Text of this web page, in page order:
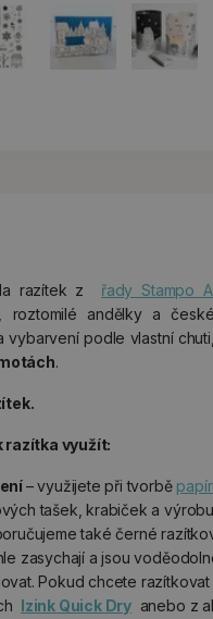
razítek z řady Stampo
roztomilé andělky a
vybarvení podle vlastní
.
razítka využít:
– využijete při tvorbě
tašek, krabiček a
také černé
zasychají a jsou
Pokud chcete
Izink Quick Dry anebo z